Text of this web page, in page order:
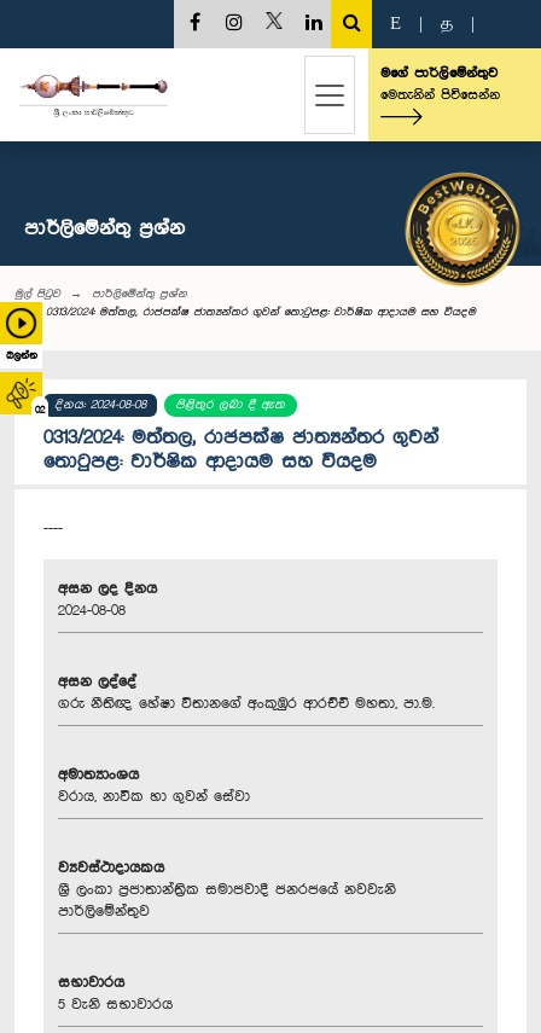
බලන්න
02
E த
මගේ පාර්ලිමේන්තුව
මෙතැනින් පිවිසෙන්න
පාර්ලි‌මේන්තු‌ ප්‍රශ්න
මුල් පිටුව
පාර්ලි‌මේන්තු‌ ප්‍රශ්න
0313/2024: මත්තල, රාජපක්ෂ ජාත්‍යන්තර ගුවන් තොටුපළ: වාර්ෂික ආදායම සහ වියදම
දිනය: 2024-08-08 පිළිතුර ලබා දී ඇත
0313/2024: මත්තල, රාජපක්ෂ ජාත්‍යන්තර ගුවන්
තොටුපළ: වාර්ෂික ආදායම සහ වියදම
----
අසන ලද දිනය
2024-08-08
අසන ලද්දේ
ගරු නීතිඥ හේෂා විතානගේ අංකුඹුර ආරච්චි මහතා, පා.ම.
අමාත්‍යාංශය
වරාය, නාවික හා ගුවන් සේවා
ව්‍යවස්ථාදායකය
ශ්‍රී ලංකා ප්‍රජාතාන්ත්‍රික සමාජවාදී ජනරජයේ නවවැනි
පාර්ලිමේන්තුව
සභාවාරය
5 වැනි සභාවාරය